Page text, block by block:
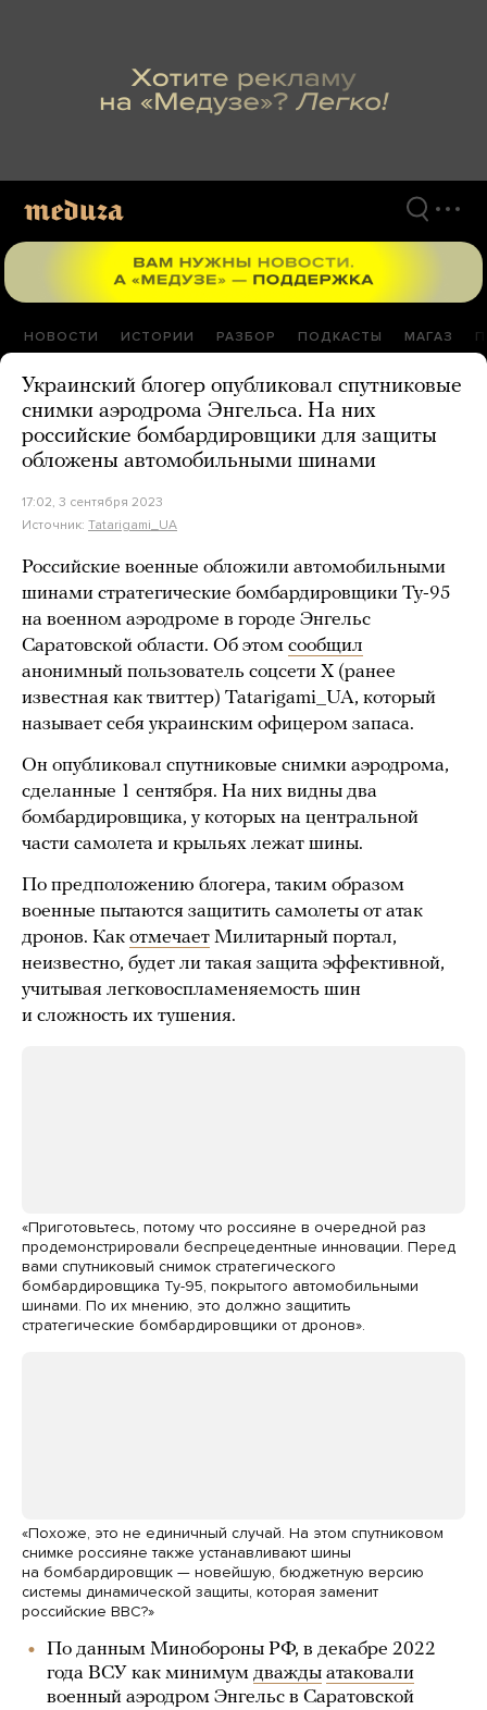
НОВОСТИ ИСТОРИИ РАЗБОР ПОДКАСТЫ МАГАЗ
Украинский блогер опубликовал спутниковые
снимки аэродрома Энгельса. На них
российские бомбардировщики для защиты
обложены автомобильными шинами
17:02, 3 сентября 2023
Источник: Tatarigami_UA
Российские военные обложили автомобильными
шинами стратегические бомбардировщики Ту-95
на военном аэродроме в городе Энгельс
Саратовской области. Об этом сообщил
анонимный пользователь соцсети Х (ранее
известная как твиттер) Tatarigami_UA, который
называет себя украинским офицером запаса.
Он опубликовал спутниковые снимки аэродрома,
сделанные 1 сентября. На них видны два
бомбардировщика, у которых на центральной
части самолета и крыльях лежат шины.
По предположению блогера, таким образом
военные пытаются защитить самолеты от атак
дронов. Как отмечает Милитарный портал,
неизвестно, будет ли такая защита эффективной,
учитывая легковоспламеняемость шин
и сложность их тушения.
«Приготовьтесь, потому что россияне в очередной раз
продемонстрировали беспрецедентные инновации. Перед
вами спутниковый снимок стратегического
бомбардировщика Ту-95, покрытого автомобильными
шинами. По их мнению, это должно защитить
стратегические бомбардировщики от дронов».
«Похоже, это не единичный случай. На этом спутниковом
снимке россияне также устанавливают шины
на бомбардировщик — новейшую, бюджетную версию
системы динамической защиты, которая заменит
российские ВВС?»
По данным Минобороны РФ, в декабре 2022
года ВСУ как минимум дважды атаковали
военный аэродром Энгельс в Саратовской